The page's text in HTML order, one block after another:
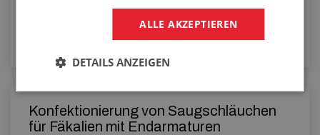
Konfektionierung von Saugschläuchen
für Fäkalien mit Endarmaturen
ALLE AKZEPTIEREN
DETAILS ANZEIGEN